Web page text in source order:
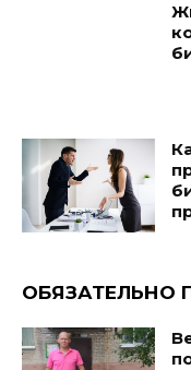
ОБЯЗАТЕЛЬНО